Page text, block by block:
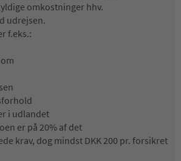
omkostninger hhv.
udrejsen.
f.eks.:
i udlandet
er på 20% af det
krav, dog mindst DKK 200 pr. forsikret